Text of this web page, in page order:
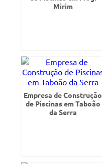
Mirim
Empresa de Construção
de Piscinas em Taboão
da Serra